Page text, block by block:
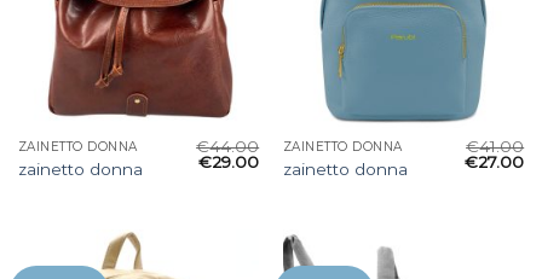
ZAINETTO DONNA
zainetto donna
€44.00
€29.00
ZAINETTO DONNA
zainetto donna
€41.00
€27.00